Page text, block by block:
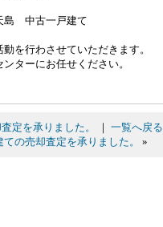
中古一戸建て
を行わさせていただきます。
ターにお任せください。
定を承りました。 ｜ 一覧へ戻る
の売却査定を承りました。
»